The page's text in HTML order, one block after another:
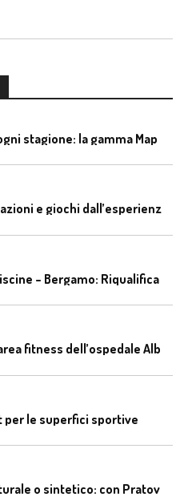
per le superfici sportive